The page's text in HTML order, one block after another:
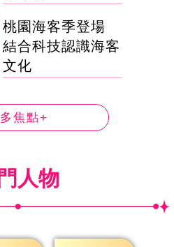
桃園海客季登場
結合科技認識海客
文化
焦點+
人物